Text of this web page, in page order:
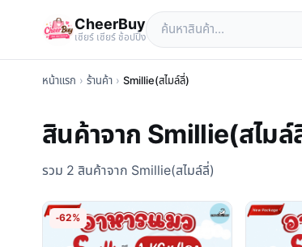
CheerBuy
เซียร์ เซียร์ ช้อปปิ้ง
หน้าแรก › ร้านค้า › Smillie(สไมล์ลี่)
สินค้าจาก Smillie(สไมล์
รวม 2 สินค้าจาก Smillie(สไมล์ลี่)
-62%